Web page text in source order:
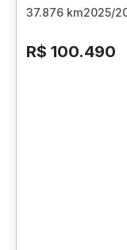
37.876 km2025/
R$ 100.490